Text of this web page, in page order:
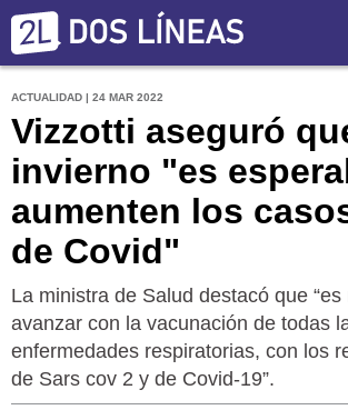
ACTUALIDAD | 24 MAR 2022
Vizzotti aseguró
invierno "es
aumenten los
de Covid"
La ministra de Salud destacó que
avanzar con la vacunación de todas
enfermedades respiratorias, con los
de Sars cov 2 y de Covid-19”.